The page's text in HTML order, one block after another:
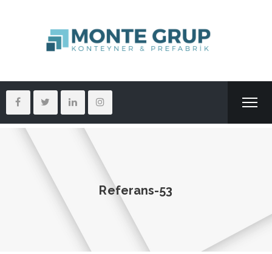
Referans-53